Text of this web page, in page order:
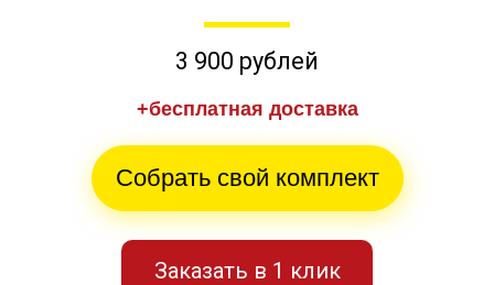
3 900 рублей
+бесплатная доставка
Собрать свой комплект
Заказать в 1 клик